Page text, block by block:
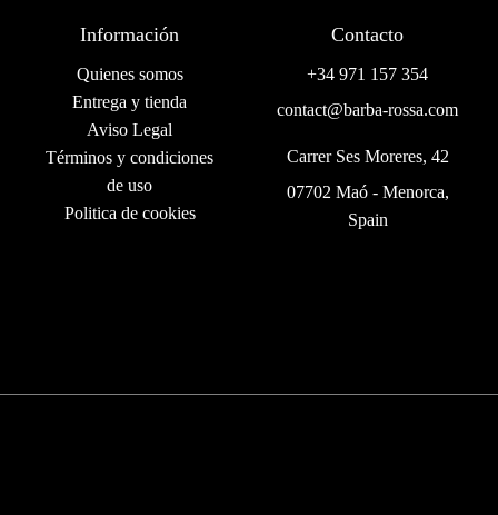
Información
Quienes somos
Entrega y tienda
Aviso Legal
Términos y condiciones
de uso
Politica de cookies
Contacto
+34 971 157 354
contact@barba-rossa.com
Carrer Ses Moreres, 42
07702 Maó - Menorca,
Spain